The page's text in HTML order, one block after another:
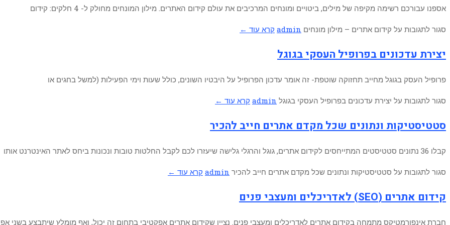
אספנו עבורכם רשימה מקיפה של מילים, ביטויים ומונחים המרכיבים את עולם קידום האתרים. מילון המונחים מחולק ל- 4 חלקים: קידום
סגור לתגובות על קידום אתרים – מילון מונחים admin קרא עוד ←
יצירת עדכונים בפרופיל העסקי בגוגל
פרופיל העסק בגוגל מחייב תחזוקה שוטפת- זה אומר עדכון הפרופיל על היבטיו השונים, כולל שעות וימי הפעילות (למשל בחגים או
סגור לתגובות על יצירת עדכונים בפרופיל העסקי בגוגל admin קרא עוד ←
סטטיסטיקות ונתונים שכל מקדם אתרים חייב להכיר
קבלו 36 נתונים סטטיסטים המתייחסים לקידום אתרים, גוגל והרגלי גלישה שיעזרו לכם לקבל החלטות טובות ונכונות ביחס לאתר האינטרנט אותו
סגור לתגובות על סטטיסטיקות ונתונים שכל מקדם אתרים חייב להכיר admin קרא עוד ←
קידום אתרים (SEO) לאדריכלים ומעצבי פנים
חברת אינפורמטיקס מתמחה בקידום אתרים לאדריכלים ומעצבי פנים. נציין שקידום אתרים אפקטיבי בתחום זה יכול, ואף מומלץ שיתבצע בשני